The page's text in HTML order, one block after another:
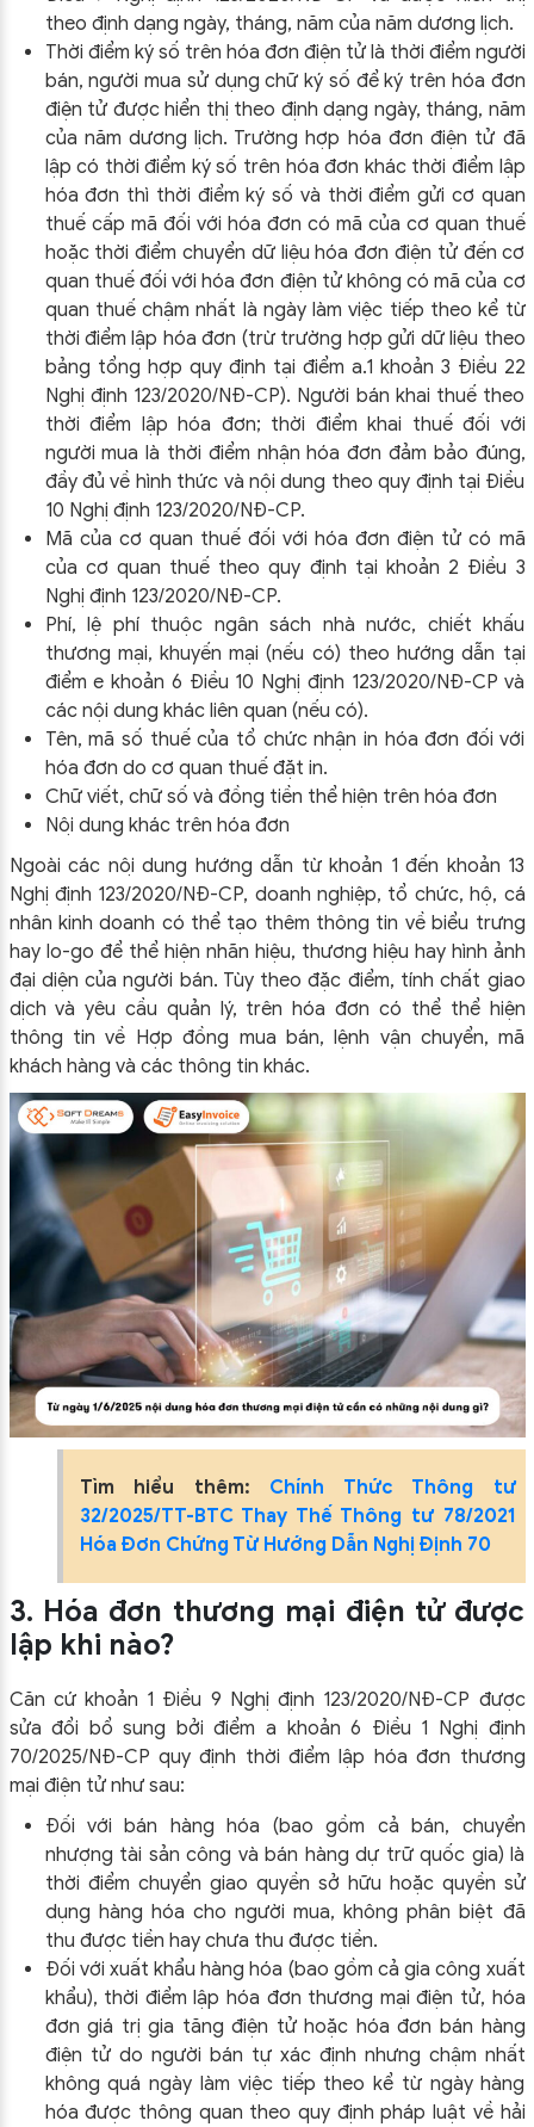
theo định dạng ngày, tháng, năm của năm dương lịch.
Thời điểm ký số trên hóa đơn điện tử là thời điểm người
bán, người mua sử dụng chữ ký số để ký trên hóa đơn
điện tử được hiển thị theo định dạng ngày, tháng, năm
của năm dương lịch. Trường hợp hóa đơn điện tử đã
lập có thời điểm ký số trên hóa đơn khác thời điểm lập
hóa đơn thì thời điểm ký số và thời điểm gửi cơ quan
thuế cấp mã đối với hóa đơn có mã của cơ quan thuế
hoặc thời điểm chuyển dữ liệu hóa đơn điện tử đến cơ
quan thuế đối với hóa đơn điện tử không có mã của cơ
quan thuế chậm nhất là ngày làm việc tiếp theo kể từ
thời điểm lập hóa đơn (trừ trường hợp gửi dữ liệu theo
bảng tổng hợp quy định tại điểm a.1 khoản 3 Điều 22
Nghị định 123/2020/NĐ-CP). Người bán khai thuế theo
thời điểm lập hóa đơn; thời điểm khai thuế đối với
người mua là thời điểm nhận hóa đơn đảm bảo đúng,
đầy đủ về hình thức và nội dung theo quy định tại Điều
10 Nghị định 123/2020/NĐ-CP.
Mã của cơ quan thuế đối với hóa đơn điện tử có mã
của cơ quan thuế theo quy định tại khoản 2 Điều 3
Nghị định 123/2020/NĐ-CP.
Phí, lệ phí thuộc ngân sách nhà nước, chiết khấu
thương mại, khuyến mại (nếu có) theo hướng dẫn tại
điểm e khoản 6 Điều 10 Nghị định 123/2020/NĐ-CP và
các nội dung khác liên quan (nếu có).
Tên, mã số thuế của tổ chức nhận in hóa đơn đối với
hóa đơn do cơ quan thuế đặt in.
Chữ viết, chữ số và đồng tiền thể hiện trên hóa đơn
Nội dung khác trên hóa đơn
Ngoài các nội dung hướng dẫn từ khoản 1 đến khoản 13
Nghị định 123/2020/NĐ-CP, doanh nghiệp, tổ chức, hộ, cá
nhân kinh doanh có thể tạo thêm thông tin về biểu trưng
hay lo-go để thể hiện nhãn hiệu, thương hiệu hay hình ảnh
đại diện của người bán. Tùy theo đặc điểm, tính chất giao
dịch và yêu cầu quản lý, trên hóa đơn có thể thể hiện
thông tin về Hợp đồng mua bán, lệnh vận chuyển, mã
khách hàng và các thông tin khác.
Tìm hiểu thêm: Chính Thức Thông tư
32/2025/TT-BTC Thay Thế Thông tư 78/2021
Hóa Đơn Chứng Từ Hướng Dẫn Nghị Định 70
3. Hóa đơn thương mại điện tử được
lập khi nào?
Căn cứ khoản 1 Điều 9 Nghị định 123/2020/NĐ-CP được
sửa đổi bổ sung bởi điểm a khoản 6 Điều 1 Nghị định
70/2025/NĐ-CP quy định thời điểm lập hóa đơn thương
mại điện tử như sau:
Đối với bán hàng hóa (bao gồm cả bán, chuyển
nhượng tài sản công và bán hàng dự trữ quốc gia) là
thời điểm chuyển giao quyền sở hữu hoặc quyền sử
dụng hàng hóa cho người mua, không phân biệt đã
thu được tiền hay chưa thu được tiền.
Đối với xuất khẩu hàng hóa (bao gồm cả gia công xuất
khẩu), thời điểm lập hóa đơn thương mại điện tử, hóa
đơn giá trị gia tăng điện tử hoặc hóa đơn bán hàng
điện tử do người bán tự xác định nhưng chậm nhất
không quá ngày làm việc tiếp theo kể từ ngày hàng
hóa được thông quan theo quy định pháp luật về hải